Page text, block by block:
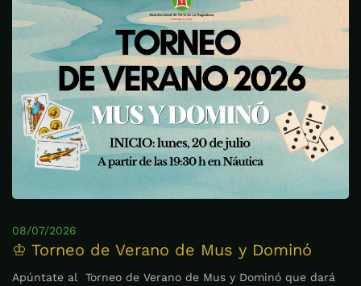
08/07/2026
♔ Torneo de Verano de Mus y Dominó
Apúntate al Torneo de Verano de Mus y Dominó que dará